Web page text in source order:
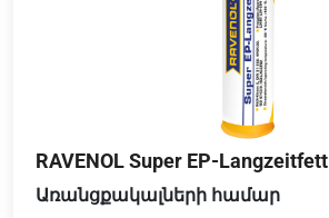
RAVENOL Super EP-Langzeitfett
Առանցքակալների համար